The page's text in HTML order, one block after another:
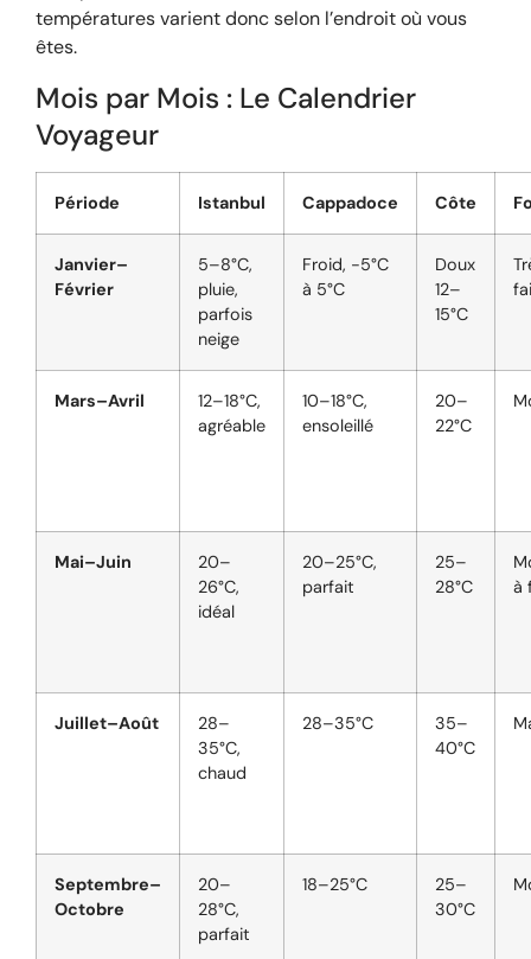
températures varient donc selon l’endroit où vous
êtes.
Mois par Mois : Le Calendrier
Voyageur
Période Istanbul Cappadoce Côte
Janvier–
Février
5–8°C,
pluie,
parfois
neige
Froid, -5°C
à 5°C
Doux
12–
15°C
Mars–Avril
12–18°C,
agréable
10–18°C,
ensoleillé
20–
22°C
Mai–Juin
20–
26°C,
idéal
20–25°C,
parfait
25–
28°C
à
Juillet–Août
28–
35°C,
chaud
28–35°C
35–
40°C
Septembre–
Octobre
20–
28°C,
parfait
18–25°C
25–
30°C